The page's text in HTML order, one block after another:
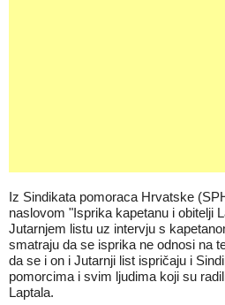
Iz Sindikata pomoraca Hrvatske
naslovom "Isprika kapetanu i obitelji
Jutarnjem listu uz intervju s
smatraju da se isprika ne odnosi na
da se i on i Jutarnji list ispričaju i
pomorcima i svim ljudima koji su
Laptala.